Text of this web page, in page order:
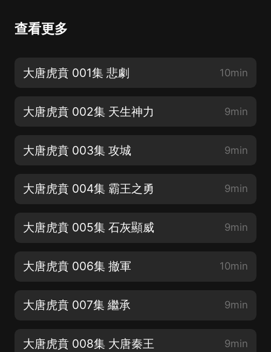
查看更多
大唐虎賁 001集 悲劇 10min
大唐虎賁 002集 天生神力 9min
大唐虎賁 003集 攻城 9min
大唐虎賁 004集 霸王之勇 9min
大唐虎賁 005集 石灰顯威 9min
大唐虎賁 006集 撤軍 10min
大唐虎賁 007集 繼承 9min
大唐虎賁 008集 大唐秦王 9min